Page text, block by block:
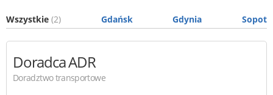
Wszystkie (2) Gdańsk Gdynia Sopot
Doradca ADR
Doradztwo transportowe